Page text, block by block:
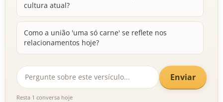
cultura atual?
Como a união 'uma só carne' se reflete nos
relacionamentos hoje?
Enviar
Resta 1 conversa hoje